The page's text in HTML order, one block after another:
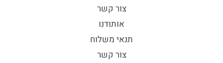
צור קשר
אותודנו
תנאי משלוח
צור קשר